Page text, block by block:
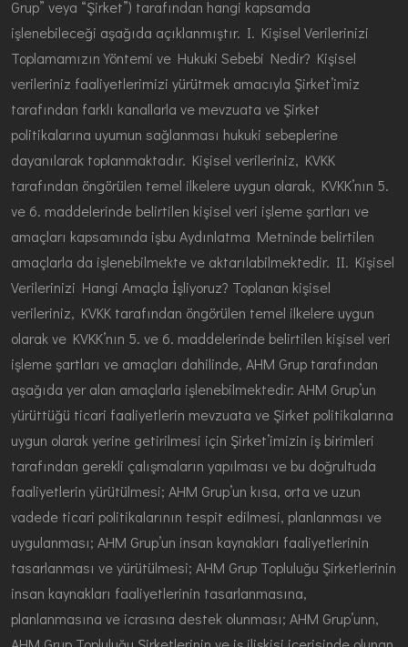
Grup” veya “Şirket”) tarafından hangi kapsamda
işlenebileceği aşağıda açıklanmıştır. I. Kişisel Verilerinizi
Toplamamızın Yöntemi ve Hukuki Sebebi Nedir? Kişisel
verileriniz faaliyetlerimizi yürütmek amacıyla Şirket’imiz
tarafından farklı kanallarla ve mevzuata ve Şirket
politikalarına uyumun sağlanması hukuki sebeplerine
dayanılarak toplanmaktadır. Kişisel verileriniz, KVKK
tarafından öngörülen temel ilkelere uygun olarak, KVKK’nın 5.
ve 6. maddelerinde belirtilen kişisel veri işleme şartları ve
amaçları kapsamında işbu Aydınlatma Metninde belirtilen
amaçlarla da işlenebilmekte ve aktarılabilmektedir. II. Kişisel
Verilerinizi Hangi Amaçla İşliyoruz? Toplanan kişisel
verileriniz, KVKK tarafından öngörülen temel ilkelere uygun
olarak ve KVKK’nın 5. ve 6. maddelerinde belirtilen kişisel veri
işleme şartları ve amaçları dahilinde, AHM Grup tarafından
aşağıda yer alan amaçlarla işlenebilmektedir: AHM Grup’un
yürüttüğü ticari faaliyetlerin mevzuata ve Şirket politikalarına
uygun olarak yerine getirilmesi için Şirket’imizin iş birimleri
tarafından gerekli çalışmaların yapılması ve bu doğrultuda
faaliyetlerin yürütülmesi; AHM Grup’un kısa, orta ve uzun
vadede ticari politikalarının tespit edilmesi, planlanması ve
uygulanması; AHM Grup’un insan kaynakları faaliyetlerinin
tasarlanması ve yürütülmesi; AHM Grup Topluluğu Şirketlerinin
insan kaynakları faaliyetlerinin tasarlanmasına,
planlanmasına ve icrasına destek olunması; AHM Grup’unn,